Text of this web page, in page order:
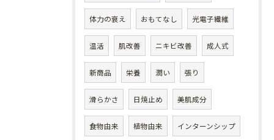
体力の衰え おもてなし 光電子繊維
温活 肌改善 ニキビ改善 成人式
新商品 栄養 潤い 張り
滑らかさ 日焼止め 美肌成分
食物由来 植物由来 インターンシップ